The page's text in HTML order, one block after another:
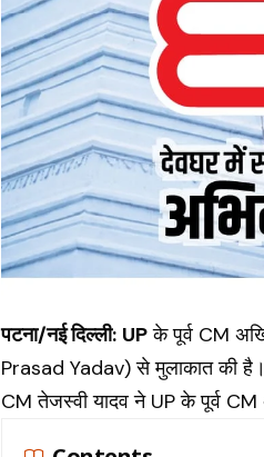
पटना/नई दिल्ली: UP के पूर्व CM
Prasad Yadav) से मुलाकात की
CM तेजस्वी यादव ने UP के पूर्व